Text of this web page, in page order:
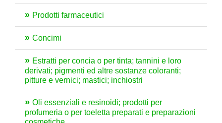
Prodotti farmaceutici
Concimi
Estratti per concia o per tinta; tannini e loro
derivati; pigmenti ed altre sostanze coloranti;
pitture e vernici; mastici; inchiostri
Oli essenziali e resinoidi; prodotti per
profumeria o per toeletta preparati e preparazioni